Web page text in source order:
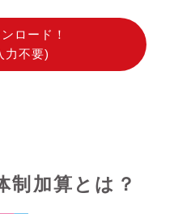
ロード！
力不要)
制加算とは？